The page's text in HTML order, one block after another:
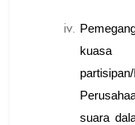
kuasa
partisipan/
suara